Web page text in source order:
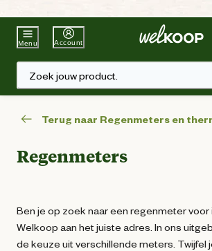
Beste WinkelketenTuin
Menu Account
Zoek jouw product.
Terug naar Regenmeters en
Regenmeters
Ben je op zoek naar een regenmeter voor
Welkoop aan het juiste adres. In ons
de keuze uit verschillende meters. Twijfel